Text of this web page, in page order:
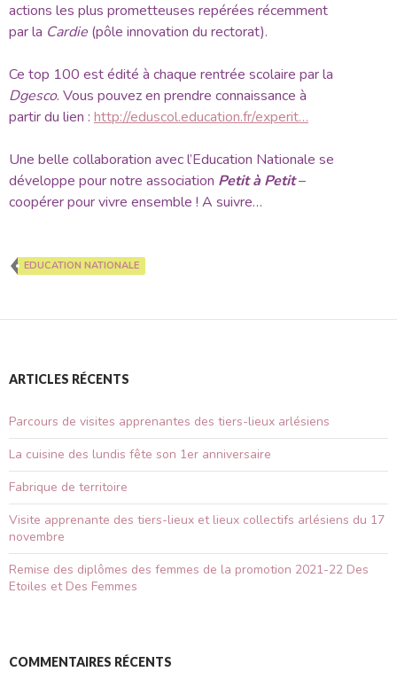
actions les plus prometteuses repérées récemment
par la Cardie (pôle innovation du rectorat).
Ce top 100 est édité à chaque rentrée scolaire par la
Dgesco. Vous pouvez en prendre connaissance à
partir du lien : http://eduscol.education.fr/experit…
Une belle collaboration avec l’Education Nationale se
développe pour notre association Petit à Petit–
coopérer pour vivre ensemble ! A suivre…
EDUCATION NATIONALE
ARTICLES RÉCENTS
Parcours de visites apprenantes des tiers-lieux arlésiens
La cuisine des lundis fête son 1er anniversaire
Fabrique de territoire
Visite apprenante des tiers-lieux et lieux collectifs arlésiens du 17
novembre
Remise des diplômes des femmes de la promotion 2021-22 Des
Etoiles et Des Femmes
COMMENTAIRES RÉCENTS